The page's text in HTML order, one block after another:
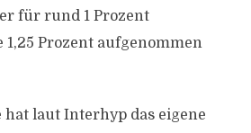
für rund 1 Prozent
1,25 Prozent aufgenommen
hat laut Interhyp das eigene